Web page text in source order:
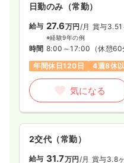
給与 時給1,530円〜
時間 8:30～17:00 （休憩60
担当業務未経験可
ブラン
時給1,500円以上可
気になる
透析正・准看護師
日勤のみ（常勤）
給与 27.6万円 /月 賞与3.51
※経験9年の例
時間 8:00～17:00 （休憩60
年間休日120日
4週8休
気になる
2交代（常勤）
給与 31.7万円/月 賞与3.8